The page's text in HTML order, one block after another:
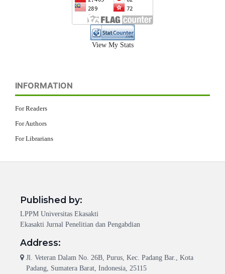
View My Stats
INFORMATION
For Readers
For Authors
For Librarians
Published by:
LPPM Universitas Ekasakti
Ekasakti Jurnal Penelitian dan Pengabdian
Address:
Jl. Veteran Dalam No. 26B, Purus, Kec. Padang Bar., Kota
Padang, Sumatera Barat, Indonesia, 25115